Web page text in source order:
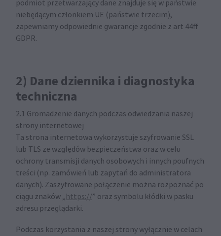
podmiot przetwarzający dane znajduje się w państwie
niebędącym członkiem UE (państwie trzecim),
zapewniamy odpowiednie gwarancje zgodnie z art 44ff
GDPR.
2) Dane dziennika i diagnostyka
techniczna
2.1 Gromadzenie danych podczas odwiedzania naszej
strony internetowej
Ta strona internetowa wykorzystuje szyfrowanie SSL
lub TLS ze względów bezpieczeństwa oraz w celu
ochrony transmisji danych osobowych i innych poufnych
treści (np. zamówień lub zapytań do administratora
danych). Zaszyfrowane połączenie można rozpoznać po
ciągu znaków „https://” oraz symbolu kłódki w pasku
adresu przeglądarki.
Podczas korzystania z naszej strony wyłącznie w celach